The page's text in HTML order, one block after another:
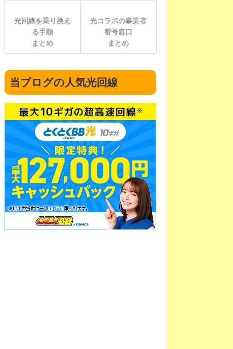
光回線を乗り換え
る手順
まとめ
光コラボの事業者
番号窓口
まとめ
当ブログの人気光回線